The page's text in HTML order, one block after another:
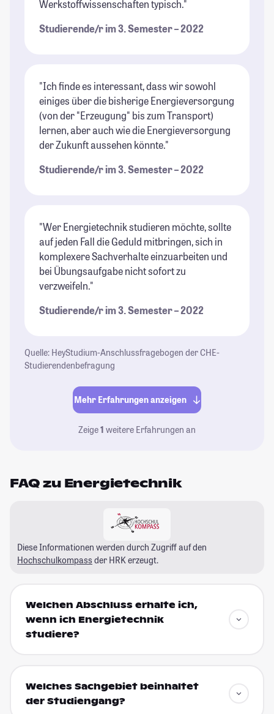
Werkstoffwissenschaften typisch."
Studierende/r im 3. Semester – 2022
"Ich finde es interessant, dass wir sowohl
einiges über die bisherige Energieversorgung
(von der "Erzeugung" bis zum Transport)
lernen, aber auch wie die Energieversorgung
der Zukunft aussehen könnte."
Studierende/r im 3. Semester – 2022
"Wer Energietechnik studieren möchte, sollte
auf jeden Fall die Geduld mitbringen, sich in
komplexere Sachverhalte einzuarbeiten und
bei Übungsaufgabe nicht sofort zu
verzweifeln."
Studierende/r im 3. Semester – 2022
Quelle: HeyStudium-Anschlussfragebogen der CHE-
Studierendenbefragung
Mehr Erfahrungen anzeigen
Zeige1 weitere Erfahrungen an
FAQ zu Energietechnik
Diese Informationen werden durch Zugriff auf den
Hochschulkompass der HRK erzeugt.
Welchen Abschluss erhalte ich,
wenn ich Energietechnik
studiere?
Welches Sachgebiet beinhaltet
der Studiengang?